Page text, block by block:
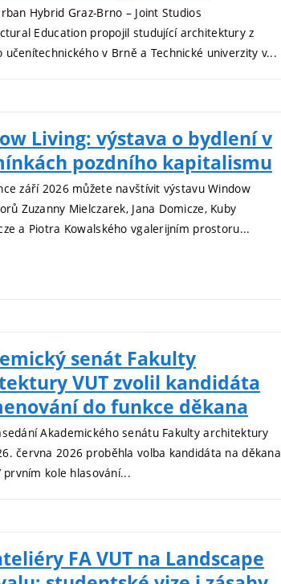
Hybrid Graz-Brno – Joint Studios
Education propojil studující architektury z
učenítechnického v Brně a Technické univerzity v...
Living: výstava o bydlení v
pozdního kapitalismu
září 2026 můžete navštívit výstavu Window
Zuzanny Mielczarek, Jana Domicze, Kuby
a Piotra Kowalského vgalerijním prostoru...
senát Fakulty
VUT zvolil kandidáta
do funkce děkana
Akademického senátu Fakulty architektury
června 2026 proběhla volba kandidáta na děkana
prvním kole hlasování...
FA VUT na Landscape